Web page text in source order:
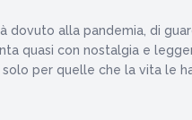
alla pandemia, di
quasi con nostalgia e
per quelle che la vita le